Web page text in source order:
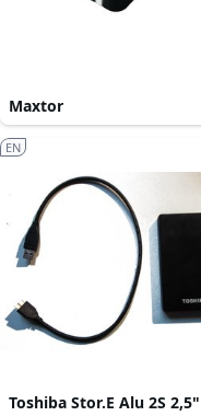
Maxtor
Toshiba Stor.E Alu 2S 2,5"
EN